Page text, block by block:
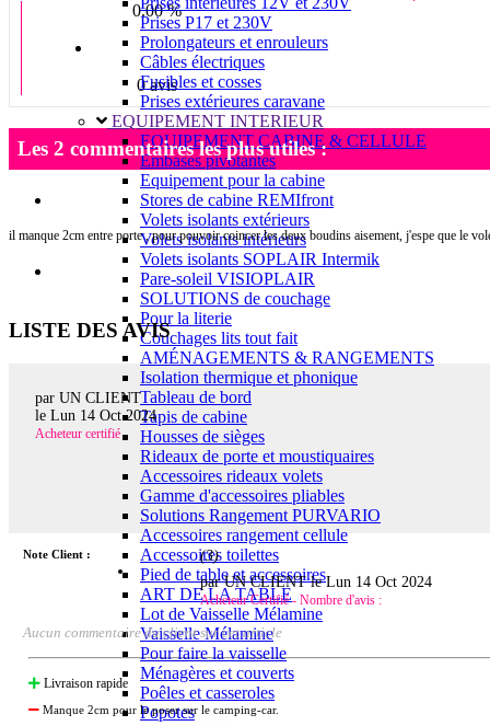
Prises P17 et 230V
Prolongateurs et enrouleurs
Câbles électriques
Fusibles et cosses
Prises extérieures caravane
EQUIPEMENT INTERIEUR
EQUIPEMENT CABINE & CELLULE
Embases pivotantes
Equipement pour la cabine
Stores de cabine REMIfront
Volets isolants extérieurs
Volets isolants intérieurs
Volets isolants SOPLAIR Intermik
Pare-soleil VISIOPLAIR
SOLUTIONS de couchage
Pour la literie
Couchages lits tout fait
AMÉNAGEMENTS & RANGEMENTS
Isolation thermique et phonique
Tableau de bord
Tapis de cabine
Housses de sièges
Rideaux de porte et moustiquaires
Accessoires rideaux volets
Gamme d'accessoires pliables
Solutions Rangement PURVARIO
Accessoires rangement cellule
Accessoires toilettes
Pied de table et accessoires
ART DE LA TABLE
Lot de Vaisselle Mélamine
Vaisselle Mélamine
Pour faire la vaisselle
Ménagères et couverts
Poêles et casseroles
Popotes
0.00 %
0 avis
Les 2 commentaires les plus utiles :
il manque 2cm entre porte , pour pouvoir coincer les deux boudins aisement, j'espe que le
LISTE DES AVIS
par UN CLIENT
le Lun 14 Oct 2024
Acheteur certifié
Note Client : (3)
par UN CLIENT leLun 14 Oct 2024
Acheteur Certifié - Nombre d'avis :
Aucun commentaire du client sur cet article
Livraison rapide
Manque 2cm pour le poser sur le camping-car.